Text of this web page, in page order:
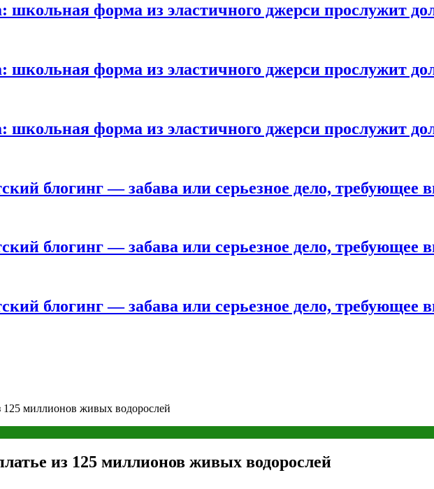
школьная форма из эластичного джерси прослужит
школьная форма из эластичного джерси прослужит
школьная форма из эластичного джерси прослужит
блогинг — забава или серьезное дело, требующее
блогинг — забава или серьезное дело, требующее
блогинг — забава или серьезное дело, требующее
миллионов живых водорослей
из 125 миллионов живых водорослей